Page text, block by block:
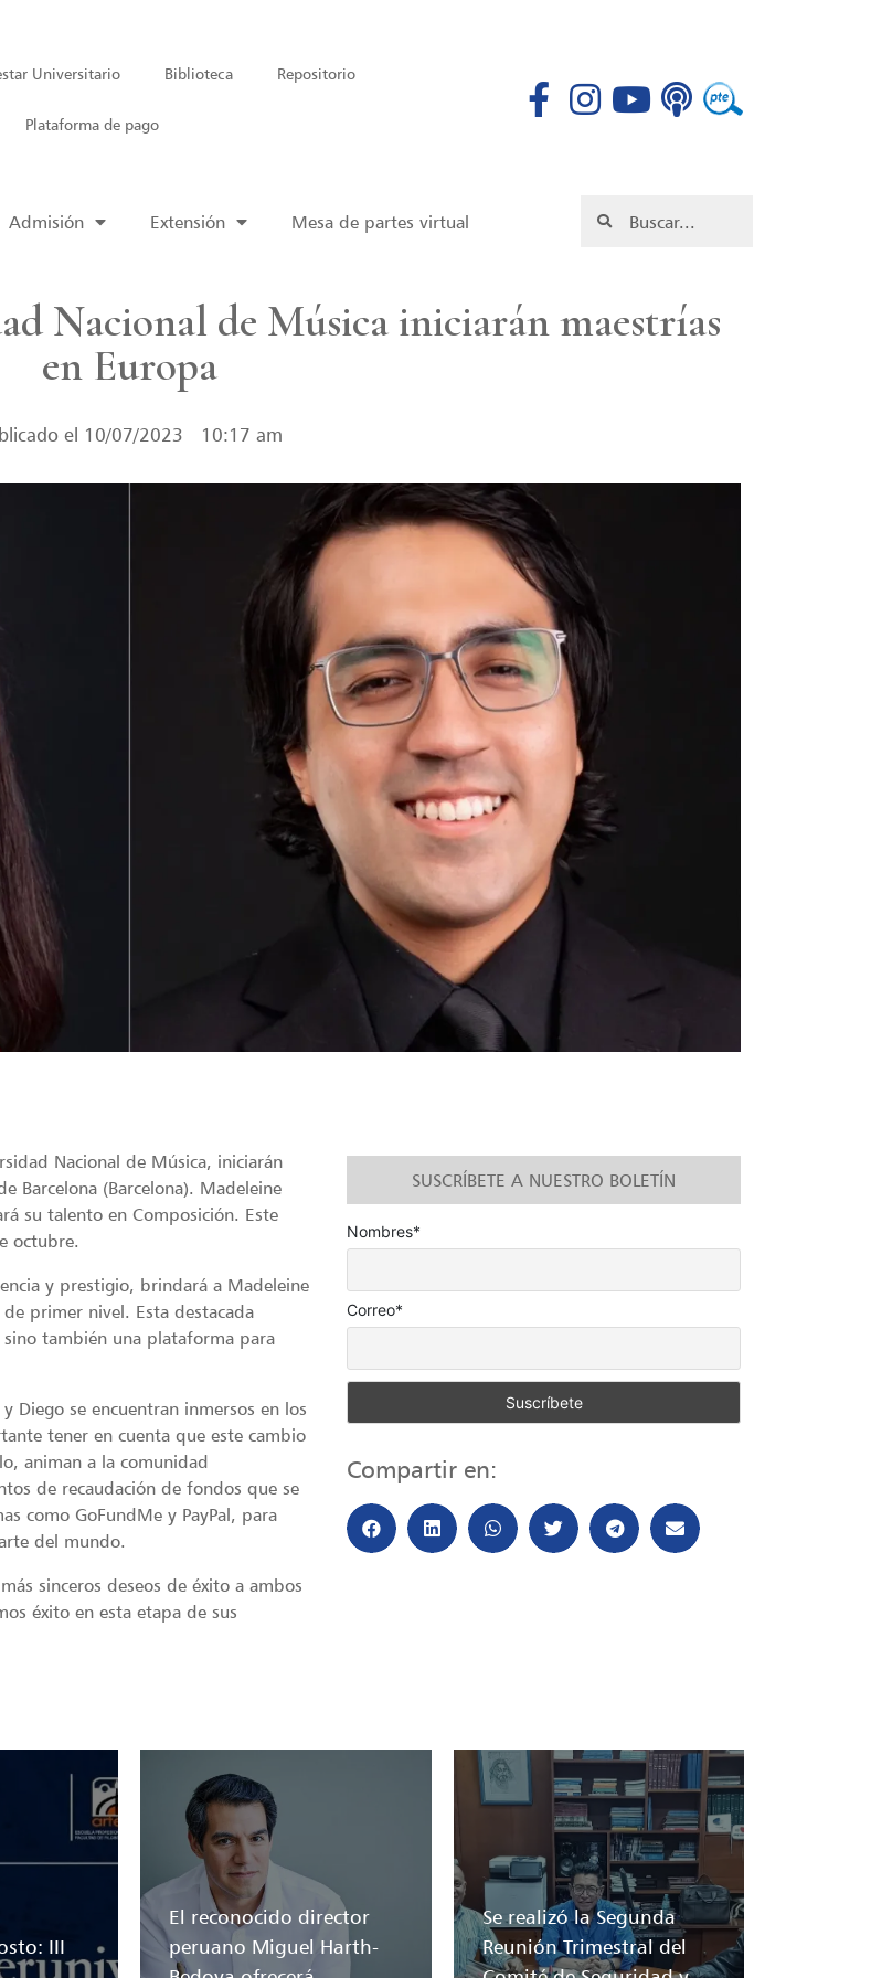
Universitario Biblioteca Repositorio
Plataforma de pago
Admisión Extensión Mesa de partes virtual
Nacional de Música iniciarán maestrías
en Europa
el 10/07/2023 10:17 am
Nacional de Música, iniciarán
Barcelona (Barcelona). Madeleine
su talento en Composición. Este
octubre.
y prestigio, brindará a Madeleine
primer nivel. Esta destacada
también una plataforma para
Diego se encuentran inmersos en los
tener en cuenta que este cambio
animan a la comunidad
de recaudación de fondos que se
como GoFundMe y PayPal, para
del mundo.
sinceros deseos de éxito a ambos
éxito en esta etapa de sus
SUSCRÍBETE A NUESTRO BOLETÍN
Nombres*
Correo*
Compartir en:
III
El reconocido director
peruano Miguel Harth-
Se realizó la Segunda
Reunión Trimestral del